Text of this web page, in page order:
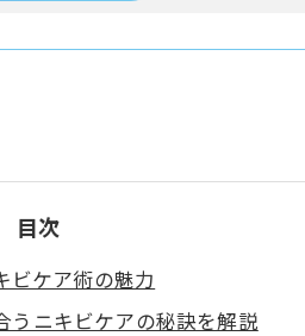
目次
ビケア術の魅力
うニキビケアの秘訣を解説